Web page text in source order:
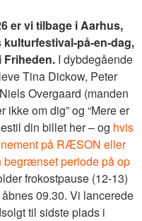
er vi tilbage i Aarhus,
på-en-dag,
Friheden. I dybdegående
Tina Dickow, Peter
Overgaard (manden
om dig” og “Mere er
din billet her – og hvis
på RÆSON eller
periode på op
frokostpause (12-13)
09.30. Vi lancerede
til sidste plads i